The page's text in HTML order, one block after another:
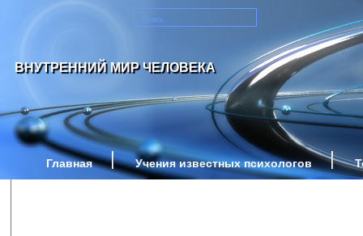
ВНУТРЕННИЙ МИР ЧЕЛОВЕКА
Главная Учения известных психологов